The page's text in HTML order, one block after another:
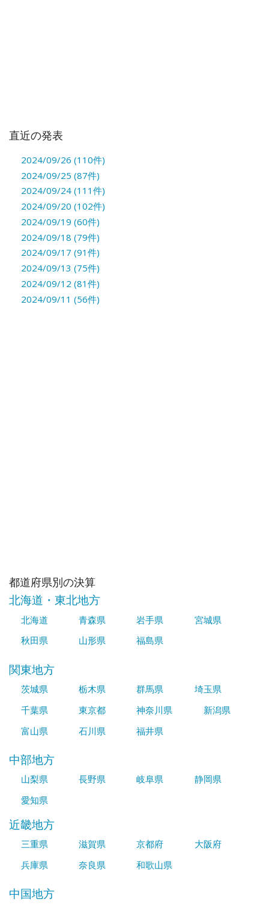
直近の発表
2024/09/26 (110件)
2024/09/25 (87件)
2024/09/24 (111件)
2024/09/20 (102件)
2024/09/19 (60件)
2024/09/18 (79件)
2024/09/17 (91件)
2024/09/13 (75件)
2024/09/12 (81件)
2024/09/11 (56件)
都道府県別の決算
北海道・東北地方
北海道 青森県 岩手県
宮城県
秋田県
山形県 福島県
関東地方
茨城県 栃木県 群馬県
埼玉県
千葉県
東京都 神奈川県
新潟県
富山県
石川県 福井県
中部地方
山梨県 長野県 岐阜県
静岡県
愛知県
近畿地方
三重県 滋賀県 京都府
大阪府
兵庫県
奈良県 和歌山県
中国地方